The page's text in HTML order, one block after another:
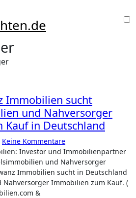
Immobilien sucht
und Nahversorger
in Deutschland
Keine Kommentare
und Nahversorger
Immobilien sucht in Deutschland
Immobilien zum Kauf. (
&